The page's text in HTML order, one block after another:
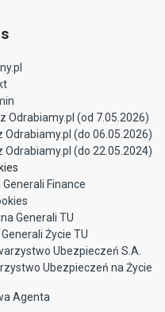
Odrabiamy.pl (od 7.05.2026)
(do 06.05.2026)
(do 22.05.2024)
Finance
Generali TU
Życie TU
Ubezpieczeń S.A.
Ubezpieczeń na Życie
Agenta